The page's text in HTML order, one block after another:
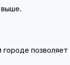
выше.